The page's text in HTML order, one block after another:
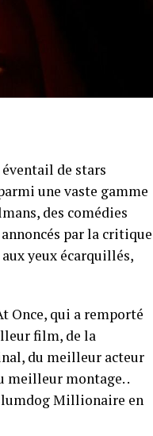
de stars
une vaste gamme
des comédies
par la critique
yeux écarquillés,
Once, qui a remporté
film, de la
du meilleur acteur
meilleur montage. .
Millionaire en